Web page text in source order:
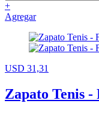
+
Agregar
USD 31,31
Zapato Tenis